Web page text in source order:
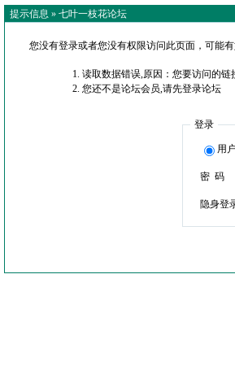
提示信息 » 七叶一枝花论坛
您没有登录或者您没有权限访问此页面，可能
读取数据错误,原因：您要访问的
您还不是论坛会员,请先登录论坛
登录
用
密 码
隐身登